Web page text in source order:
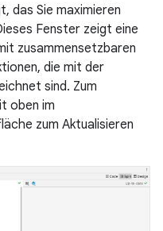
das Sie maximieren
Fenster zeigt eine
zusammensetzbaren
die mit der
sind. Zum
oben im
zum Aktualisieren